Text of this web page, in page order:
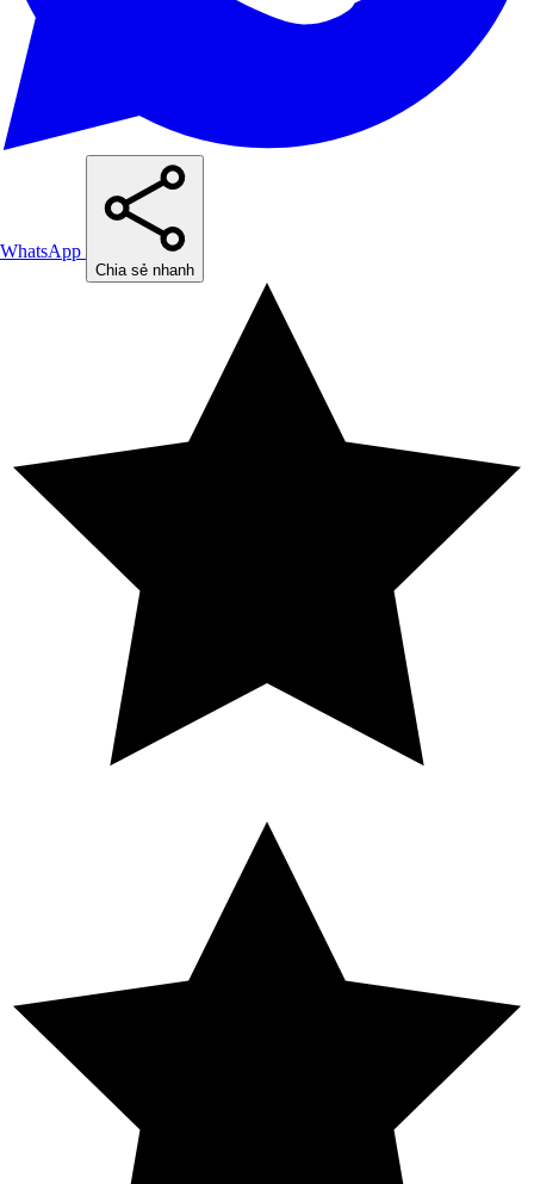
WhatsApp
Chia sẻ nhanh